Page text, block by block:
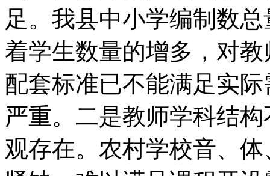
足。我县中小学编制数
着学生数量的增多，对
配套标准已不能满足实
严重。二是教师学科结
观存在。农村学校音、